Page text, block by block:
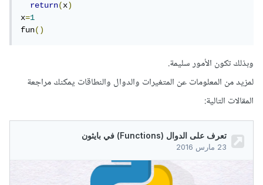
return(x)
x=1
fun()
وبذلك تكون الأمور سليمة.
لمزيد من المعلومات عن المتغيرات والدوال والنطاقات يمكنك مراجعة
المقالات التالية: